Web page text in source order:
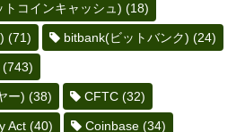
トコインキャッシュ) (18)
(71) bitbank(ビットバンク) (24)
(743)
ー) (38) CFTC (32)
Act (40) Coinbase (34)